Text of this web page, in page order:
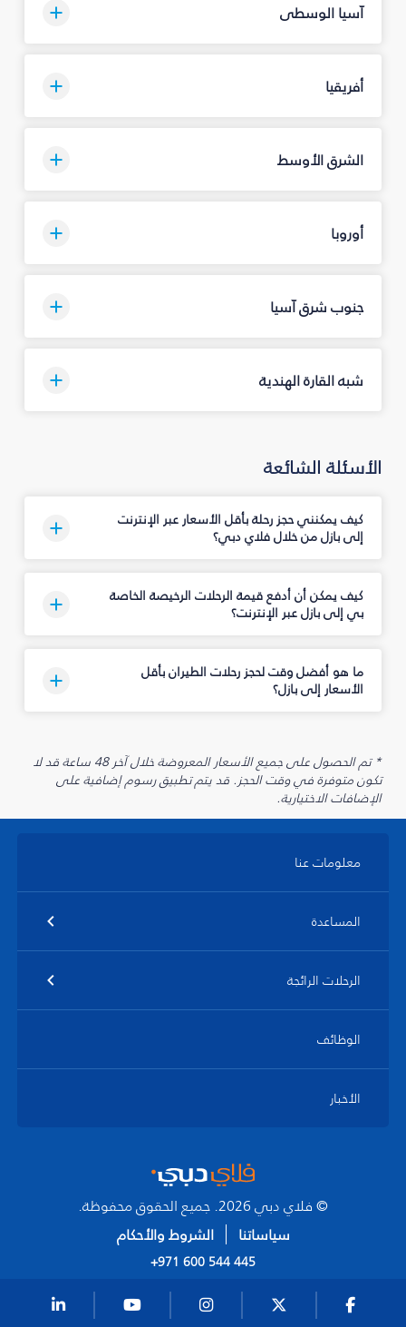
آسيا الوسطى
أفريقيا
الشرق الأوسط
أوروبا
جنوب شرق آسيا
شبه القارة الهندية
الأسئلة الشائعة
كيف يمكنني حجز رحلة بأقل الأسعار عبر الإنترنت
إلى بازل من خلال فلاي دبي؟
كيف يمكن أن أدفع قيمة الرحلات الرخيصة الخاصة
بي إلى بازل عبر الإنترنت؟
ما هو أفضل وقت لحجز رحلات الطيران بأقل
الأسعار إلى بازل؟
* تم الحصول على جميع الأسعار المعروضة خلال آخر 48 ساعة قد لا
تكون متوفرة في وقت الحجز. قد يتم تطبيق رسوم إضافية على
الإضافات الاختيارية.
معلومات عنا
المساعدة
الرحلات الرائجة
الوظائف
الأخبار
© فلاي دبي 2026. جميع الحقوق محفوظة.
سياساتنا
الشروط والأحكام
+971 600 544 445